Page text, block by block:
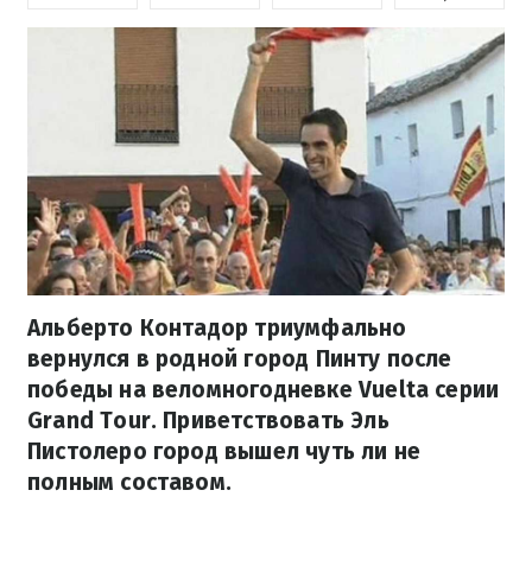
Альберто Контадор триумфально
вернулся в родной город Пинту после
победы на веломногодневке Vuelta серии
Grand Tour. Приветствовать Эль
Пистолеро город вышел чуть ли не
полным составом.